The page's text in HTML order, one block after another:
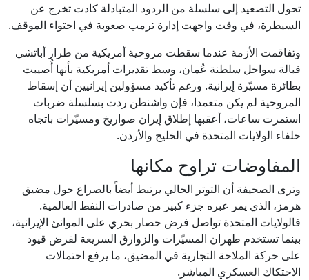
تحول التصعيد إلى سلسلة من الردود المتبادلة كادت تخرج عن
السيطرة، في وقت واجهت إدارة ترمب صعوبة في احتواء الموقف.
وتفاقمت الأزمة عندما سقطت مروحية أمريكية من طراز أباتشي
قبالة سواحل سلطنة عُمان، وسط تقديرات أمريكية بأنها أُصيبت
بطائرة مسيّرة إيرانية. ورغم تأكيد مسؤولين إيرانيين أن إسقاط
المروحية لم يكن متعمدا، فإن واشنطن ردت بسلسلة ضربات
استمرت ساعات، أعقبها إطلاق إيران صواريخ ومسيّرات باتجاه
حلفاء الولايات المتحدة في الخليج والأردن.
المفاوضات تراوح مكانها
وترى الصحيفة أن التوتر الحالي يرتبط أيضاً بالصراع حول مضيق
هرمز، الذي يمر عبره جزء كبير من صادرات النفط العالمية.
فالولايات المتحدة تواصل فرض حصار بحري على الموانئ الإيرانية،
بينما تستخدم طهران المسيّرات والزوارق السريعة لفرض قيود
على حركة الملاحة التجارية في المضيق، ما يرفع احتمالات
الاحتكاك العسكري المباشر.